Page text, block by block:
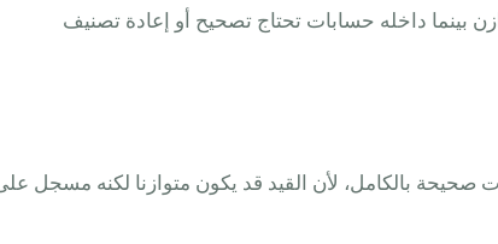
بينما داخله حسابات تحتاج تصحيح أو إعادة تصنيف
صحيحة بالكامل، لأن القيد قد يكون متوازنا لكنه مسجل